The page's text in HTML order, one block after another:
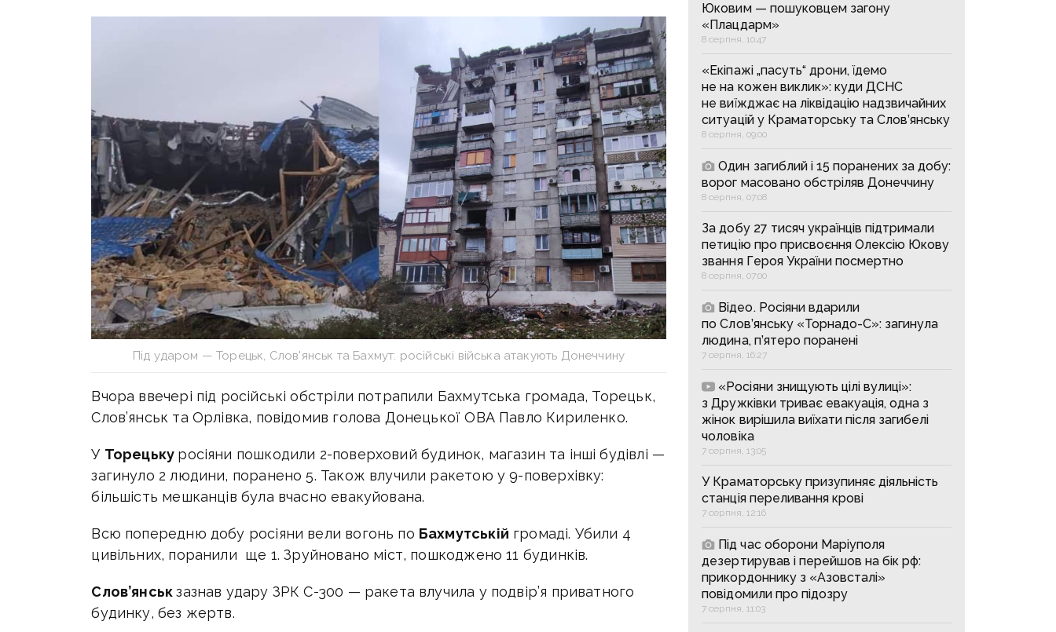
Під ударом — Торецьк, Слов'янськ та Бахмут: російські війська атакують Донеччину
Вчора ввечері під російські обстріли потрапили Бахмутська громада, Торецьк,
Слов’янськ та Орлівка, повідомив голова Донецької ОВА Павло Кириленко.
У Торецьку росіяни пошкодили 2-поверховий будинок, магазин та інші будівлі —
загинуло 2 людини, поранено 5. Також влучили ракетою у 9-поверхівку:
більшість мешканців була вчасно евакуйована.
Всю попередню добу росіяни вели вогонь по Бахмутській громаді. Убили 4
цивільних, поранили ще 1. Зруйновано міст, пошкоджено 11 будинків.
Слов’янськзазнав удару ЗРК С-300 — ракета влучила у подвір’я приватного
будинку, без жертв.
Юковим — пошуковцем загону
«Плацдарм»
8 серпня, 10:47
«Екіпажі „пасуть“ дрони, їдемо
не на кожен виклик»: куди ДСНС
не виїжджає на ліквідацію надзвичайних
ситуацій у Краматорську та Слов’янську
8 серпня, 09:00
Один загиблий і 15 поранених за добу:
ворог масовано обстріляв Донеччину
8 серпня, 07:08
За добу 27 тисяч українців підтримали
петицію про присвоєння Олексію Юкову
звання Героя України посмертно
8 серпня, 07:00
Відео. Росіяни вдарили
по Слов’янську «Торнадо-С»: загинула
людина, п’ятеро поранені
7 серпня, 16:27
«Росіяни знищують цілі вулиці»:
з Дружківки триває евакуація, одна з
жінок вирішила виїхати після загибелі
чоловіка
7 серпня, 13:05
У Краматорську призупиняє діяльність
станція переливання крові
7 серпня, 12:16
Під час оборони Маріуполя
дезертирував і перейшов на бік рф:
прикордоннику з «Азовсталі»
повідомили про підозру
7 серпня, 11:03